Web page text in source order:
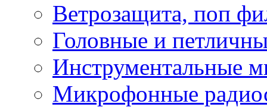
Ветрозащита, поп
Головные и
Инструментальные
Микрофонные